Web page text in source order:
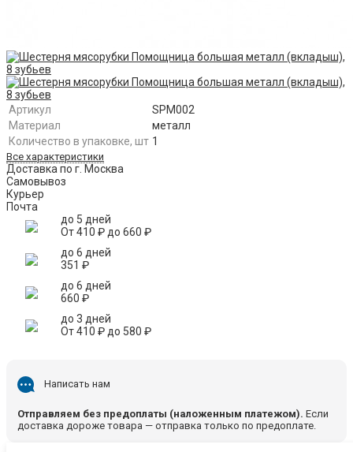
Артикул
SPM002
Материал
металл
Количество в упаковке, шт 1
Все характеристики
Доставка по г. Москва
Самовывоз
Курьер
Почта
до 5 дней
От410 ₽до 660 ₽
до 6 дней
351 ₽
до 6 дней
660 ₽
до 3 дней
От410 ₽до 580 ₽
Написать нам
Отправляем без предоплаты (наложенным платежом). Если
доставка дороже товара — отправка только по предоплате.